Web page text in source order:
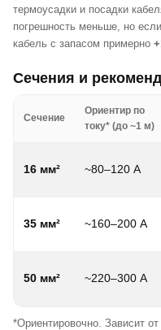
термоусадки и посадки
погрешность меньше, но
кабель с запасом примерно
Сечения и
Сечение
Ориентир по
току* (до ~1 м)
16 мм² ~80–120 А
35 мм² ~160–200 А
50 мм² ~220–300 А
*Ориентировочно. Зависит